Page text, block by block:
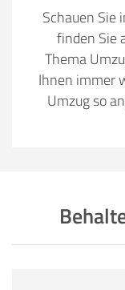
Schauen Sie
finden Sie
Thema
Ihnen immer
Umzug so